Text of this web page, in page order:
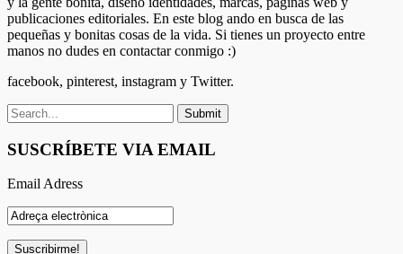
publicaciones editoriales. En este blog ando en busca de las
pequeñas y bonitas cosas de la vida. Si tienes un proyecto entre
manos no dudes en contactar conmigo :)
facebook, pinterest, instagram y Twitter.
SUSCRÍBETE VIA EMAIL
Email Adress